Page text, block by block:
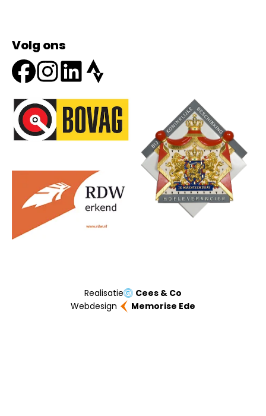
Volg ons
Onze partners
Realisatie
Cees & Co
Webdesign
Memorise Ede